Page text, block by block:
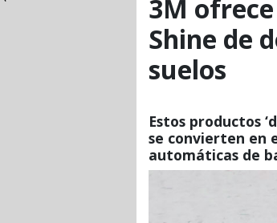
3M
Shine de
suelos
Estos productos
se convierten en
automáticas de